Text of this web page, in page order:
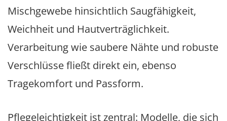
Mischgewebe hinsichtlich Saugfähigkeit,
Weichheit und Hautverträglichkeit.
Verarbeitung wie saubere Nähte und robuste
Verschlüsse fließt direkt ein, ebenso
Tragekomfort und Passform.
Pflegeleichtigkeit ist zentral: Modelle, die sich